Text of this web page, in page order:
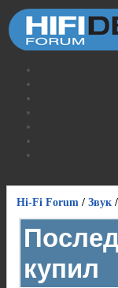
Hi-Fi Forum / Звук /
купил